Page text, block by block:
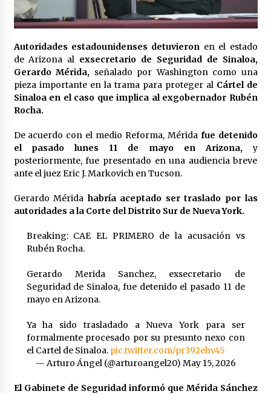
Laura Itzel Castillo será la nueva secretaria de
las Mujeres, anuncia Sheinbaum
2 meses atrás
Sheinbaum descarta reunión entre CNTE y
Segob: «ya dimos nuestras propuestas»
2 meses atrás
2 meses atrás
Trump anuncia acuerdo con Irán y el fin de
2 meses atrás
petróleo están empezando a salir de Ormuz
México libraría posible arancel de EE.UU. en
85% de sus exportaciones
Autoridades estadounidenses detuvieron en el estado
de Arizona al exsecretario de Seguridad de Sinaloa,
Gerardo Mérida, señalado por Washington como una
pieza importante en la trama para proteger al Cártel de
Sinaloa en el caso que implica al exgobernador Rubén
Rocha.
De acuerdo con el medio Reforma, Méridafue detenido
el pasado lunes 11 de mayo en Arizona,y
posteriormente, fue presentado en una audiencia breve
ante el juez Eric J. Markovich en Tucson.
Gerardo Mérida habría aceptado ser traslado por las
autoridades a la Corte del Distrito Sur de Nueva York.
Breaking: CAE EL PRIMERO de la acusación vs
Rubén Rocha.
Gerardo Merida Sanchez, exsecretario de
Seguridad de Sinaloa, fue detenido el pasado 11 de
mayo en Arizona.
Ya ha sido trasladado a Nueva York para ser
formalmente procesado por su presunto nexo con
el Cartel de Sinaloa. pic.twitter.com/pr392ehv45
— Arturo Ángel (@arturoangel20) May 15, 2026
El Gabinete de Seguridad informó que Mérida Sánchez